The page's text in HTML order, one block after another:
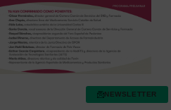
NEWSLETTER